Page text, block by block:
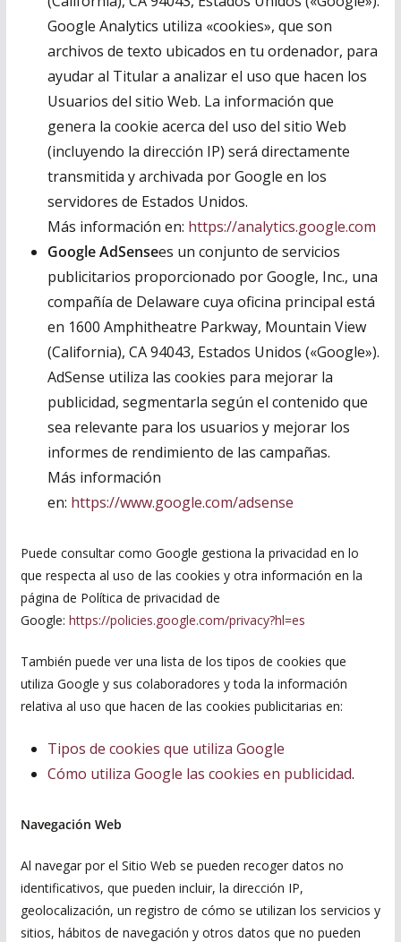
Google Analytics utiliza «cookies», que son
archivos de texto ubicados en tu ordenador, para
ayudar al Titular a analizar el uso que hacen los
Usuarios del sitio Web. La información que
genera la cookie acerca del uso del sitio Web
(incluyendo la dirección IP) será directamente
transmitida y archivada por Google en los
servidores de Estados Unidos.
Más información en: https://analytics.google.com
Google AdSensees un conjunto de servicios
publicitarios proporcionado por Google, Inc., una
compañía de Delaware cuya oficina principal está
en 1600 Amphitheatre Parkway, Mountain View
(California), CA 94043, Estados Unidos («Google»).
AdSense utiliza las cookies para mejorar la
publicidad, segmentarla según el contenido que
sea relevante para los usuarios y mejorar los
informes de rendimiento de las campañas.
Más información
en: https://www.google.com/adsense
Puede consultar como Google gestiona la privacidad en lo
que respecta al uso de las cookies y otra información en la
página de Política de privacidad de
Google: https://policies.google.com/privacy?hl=es
También puede ver una lista de los tipos de cookies que
utiliza Google y sus colaboradores y toda la información
relativa al uso que hacen de las cookies publicitarias en:
Tipos de cookies que utiliza Google
Cómo utiliza Google las cookies en publicidad.
Navegación Web
Al navegar por el Sitio Web se pueden recoger datos no
identificativos, que pueden incluir, la dirección IP,
geolocalización, un registro de cómo se utilizan los servicios y
sitios, hábitos de navegación y otros datos que no pueden